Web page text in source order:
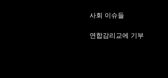
사회 이슈들
연합감리교에 기부